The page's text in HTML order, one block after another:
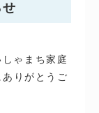
ゃまち家庭
りがとうご